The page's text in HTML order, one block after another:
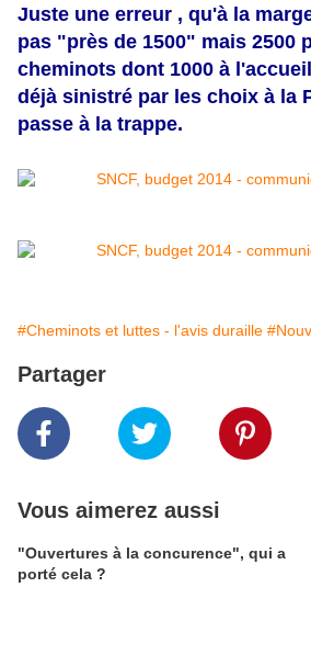
Juste une erreur , qu'à la
pas "près de 1500" mais 2500
cheminots dont 1000 à
déjà sinistré par les choix à la
passe à la trappe.
#Cheminots et luttes - l'avis duraille
Partager
Vous aimerez aussi
"Ouvertures à la concurence", qui a
porté cela ?